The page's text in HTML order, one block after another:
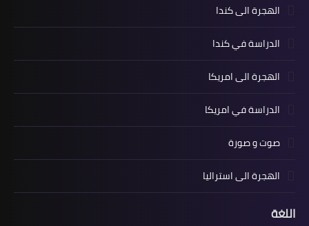
الهجرة الى كندا
الدراسة في كندا
الهجرة الى امريكا
الدراسة في امريكا
صوت و صورة
الهجرة الى استراليا
اللغة